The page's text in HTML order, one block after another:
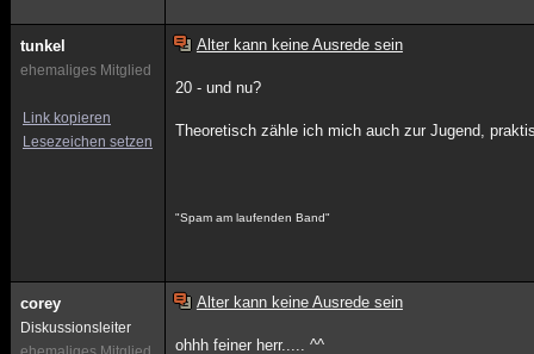
tunkel
ehemaliges Mitglied
Link kopieren
Lesezeichen setzen
Alter kann keine Ausrede sein
20 - und nu?
Theoretisch zähle ich mich auch zur Jugend,
"Spam am laufenden Band"
corey
Diskussionsleiter
Alter kann keine Ausrede sein
ohhh feiner herr..... ^^